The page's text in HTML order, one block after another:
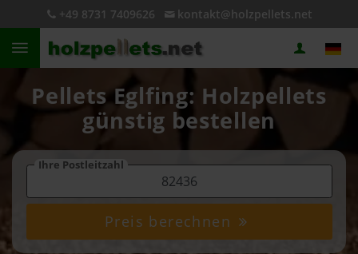
+49 8731 7409626 kontakt@holzpellets.net
Pellets Eglfing: Holzpellets
günstig bestellen
Ihre Postleitzahl
Preis berechnen